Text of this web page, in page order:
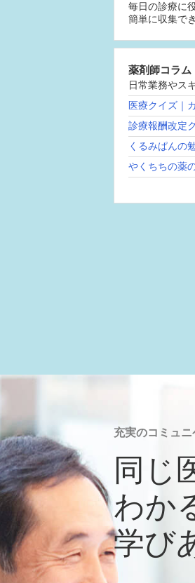
毎日の診療に
簡単に収集で
薬剤師コラム
日常業務やス
医療クイズ｜
診療報酬改定
くるみぱんの
やくちちの薬
充実のコミュ
同じ
わか
学び